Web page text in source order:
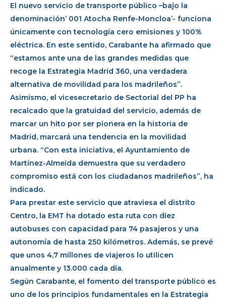
El nuevo servicio de transporte público –bajo la
denominación’ 001 Atocha Renfe-Moncloa’- funciona
únicamente con tecnología cero emisiones y 100%
eléctrica. En este sentido, Carabante ha afirmado que
“estamos ante una de las grandes medidas que
recoge la Estrategia Madrid 360, una verdadera
alternativa de movilidad para los madrileños”.
Asimismo, el vicesecretario de Sectorial del PP ha
recalcado que la gratuidad del servicio, además de
marcar un hito por ser pionera en la historia de
Madrid, marcará una tendencia en la movilidad
urbana. “Con esta iniciativa, el Ayuntamiento de
Martínez-Almeida demuestra que su verdadero
compromiso está con los ciudadanos madrileños”, ha
indicado.
Para prestar este servicio que atraviesa el distrito
Centro, la EMT ha dotado esta ruta con diez
autobuses con capacidad para 74 pasajeros y una
autonomía de hasta 250 kilómetros. Además, se prevé
que unos 4,7 millones de viajeros lo utilicen
anualmente y 13.000 cada día.
Según Carabante, el fomento del transporte público es
uno de los principios fundamentales en la Estrategia